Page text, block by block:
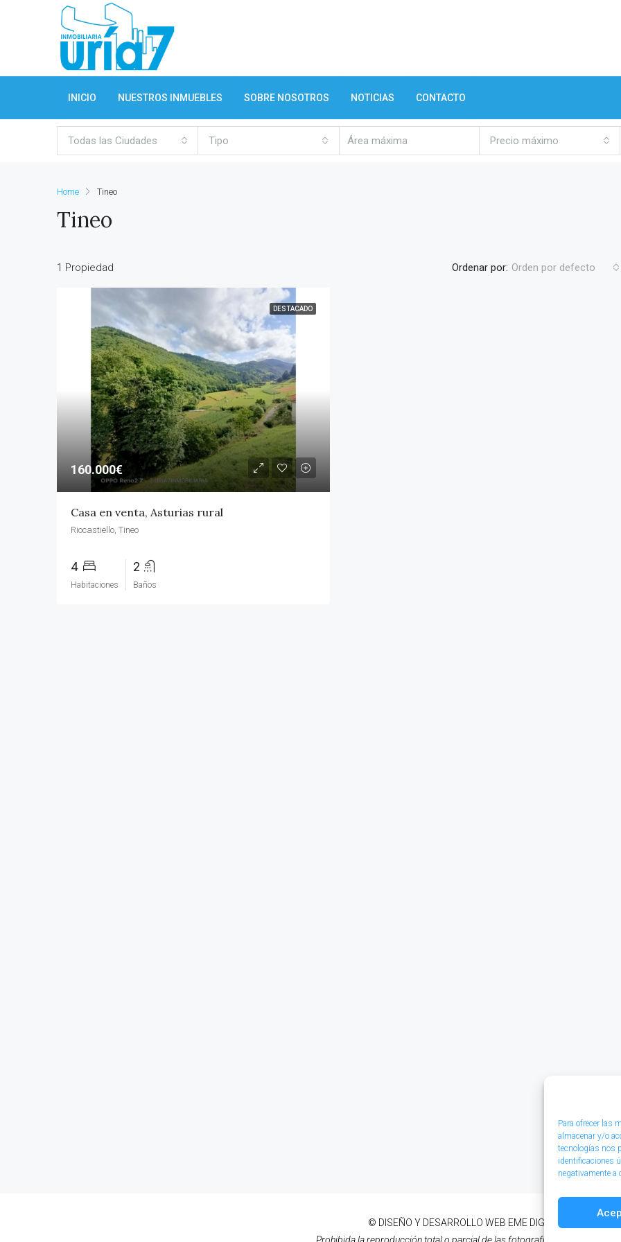
Para ofrecer las
almacenar y/o
tecnologías nos
identificaciones
negativamente
INICIO NUESTROS INMUEBLES SOBRE NOSOTROS NOTICIAS CONTACTO
Todas las Ciudades Tipo Precio máximo
Home Tineo
Tineo
1 Propiedad Ordenar por: Orden por defecto
DESTACADO
160.000€
Casa en venta, Asturias rural
Riocastiello, Tineo
4
Habitaciones
2
Baños
© DISEÑO Y DESARROLLO WEB EME DIGITAL
Prohibida la reproducción total o parcial de las fotografías de esta página